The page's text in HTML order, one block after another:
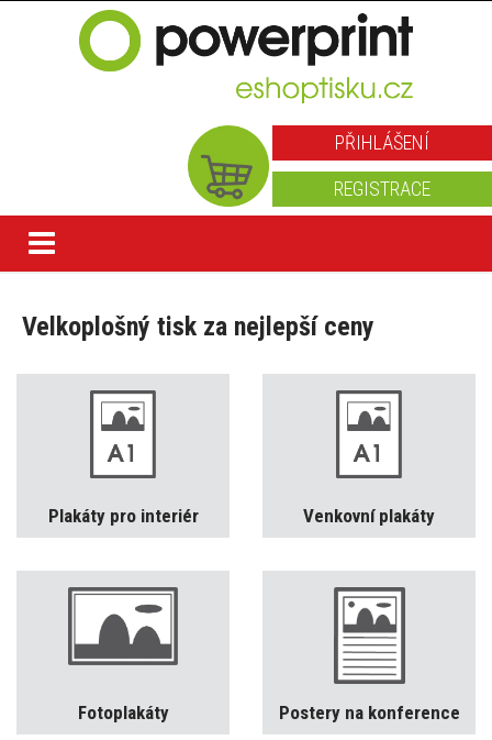
PŘIHLÁŠENÍ
REGISTRACE
Velkoplošný tisk za nejlepší ceny
Plakáty pro interiér Venkovní plakáty
Fotoplakáty Postery na konference